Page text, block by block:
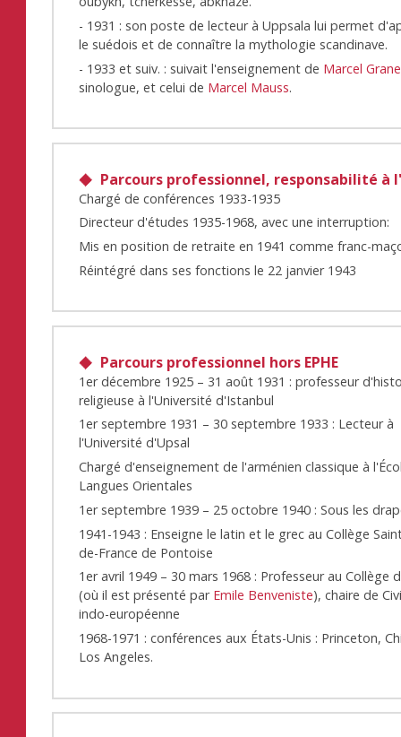
- 1931 : son poste de lecteur à Uppsala lui permet
le suédois et de connaître la mythologie scandinave.
- 1933 et suiv. : suivait l'enseignement de Marcel
sinologue, et celui de Marcel Mauss.
Parcours professionnel, responsabilité à
Chargé de conférences 1933-1935
Directeur d'études 1935-1968, avec une interruption:
Mis en position de retraite en 1941 comme franc-
Réintégré dans ses fonctions le 22 janvier 1943
Parcours professionnel hors EPHE
1er décembre 1925 – 31 août 1931 : professeur
religieuse à l'Université d'Istanbul
1er septembre 1931 – 30 septembre 1933 : Lecteur à
l'Université d'Upsal
Chargé d'enseignement de l'arménien classique à
Langues Orientales
1er septembre 1939 – 25 octobre 1940 : Sous les
1941-1943 : Enseigne le latin et le grec au Collège
de-France de Pontoise
1er avril 1949 – 30 mars 1968 : Professeur au Collège
(où il est présenté par Emile Benveniste), chaire de
indo-européenne
1968-1971 : conférences aux États-Unis : Princeton,
Los Angeles.